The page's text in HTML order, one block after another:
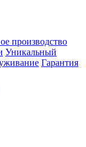
производство
Уникальный
Гарантия